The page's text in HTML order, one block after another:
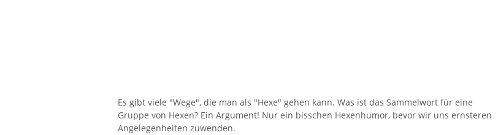
Es gibt viele "Wege", die man als "Hexe" gehen kann. Was ist das Sammelwort für eine
Gruppe von Hexen? Ein Argument! Nur ein bisschen Hexenhumor, bevor wir uns ernsteren
Angelegenheiten zuwenden.